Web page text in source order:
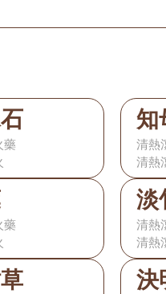
藥
知
清熱
清熱
藥
淡
清熱
清熱
決